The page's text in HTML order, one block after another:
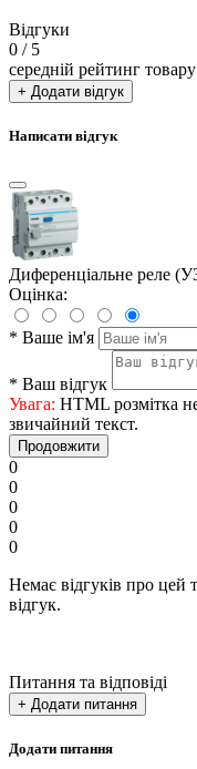
Відгуки
0 / 5
середній рейтинг товару
+ Додати відгук
Написати відгук
Диференціальне реле
Оцінка:
* Ваше ім'я
* Ваш відгук
Увага: HTML розмітка
звичайний текст.
Продовжити
0
0
0
0
0
Немає відгуків про цей
відгук.
Питання та відповіді
+ Додати питання
Додати питання